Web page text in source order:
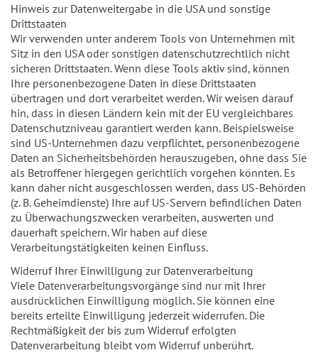
Hinweis zur Datenweitergabe in die USA und sonstige
Drittstaaten
Wir verwenden unter anderem Tools von Unternehmen mit
Sitz in den USA oder sonstigen datenschutzrechtlich nicht
sicheren Drittstaaten. Wenn diese Tools aktiv sind, können
Ihre personenbezogene Daten in diese Drittstaaten
übertragen und dort verarbeitet werden. Wir weisen darauf
hin, dass in diesen Ländern kein mit der EU vergleichbares
Datenschutzniveau garantiert werden kann. Beispielsweise
sind US-Unternehmen dazu verpflichtet, personenbezogene
Daten an Sicherheitsbehörden herauszugeben, ohne dass Sie
als Betroffener hiergegen gerichtlich vorgehen könnten. Es
kann daher nicht ausgeschlossen werden, dass US-Behörden
(z. B. Geheimdienste) Ihre auf US-Servern befindlichen Daten
zu Überwachungszwecken verarbeiten, auswerten und
dauerhaft speichern. Wir haben auf diese
Verarbeitungstätigkeiten keinen Einfluss.
Widerruf Ihrer Einwilligung zur Datenverarbeitung
Viele Datenverarbeitungsvorgänge sind nur mit Ihrer
ausdrücklichen Einwilligung möglich. Sie können eine
bereits erteilte Einwilligung jederzeit widerrufen. Die
Rechtmäßigkeit der bis zum Widerruf erfolgten
Datenverarbeitung bleibt vom Widerruf unberührt.